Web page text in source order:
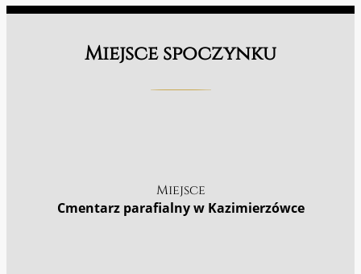
Miejsce spoczynku
Miejsce
Cmentarz parafialny w Kazimierzówce